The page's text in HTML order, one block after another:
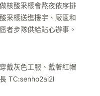
核酸采樣會熬夜依序排
采樣送進樓宇、廠區和
者步隊供給貼心辦事。
灰色工服、戴著紅帽
TC:senho2ai2l